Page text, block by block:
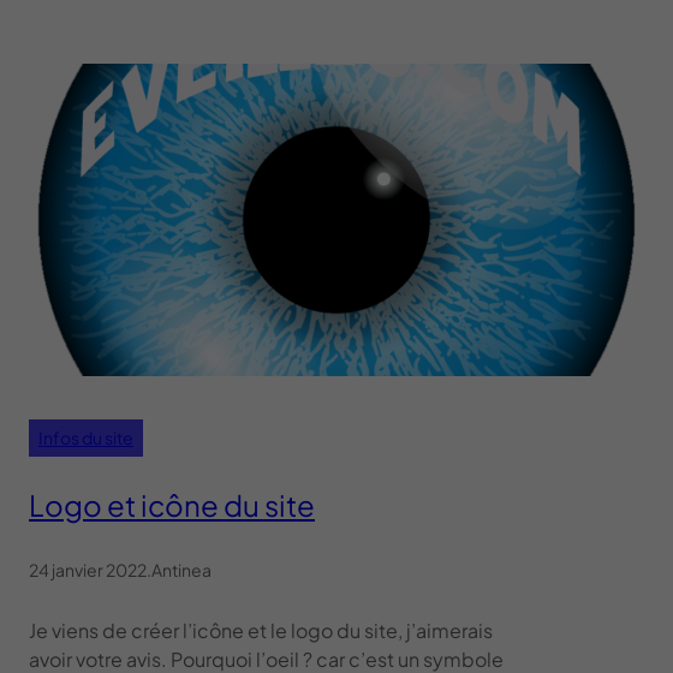
Infos du site
Logo et icône du site
24 janvier 2022 Antinea
Je viens de créer l’icône et le logo du site, j’aimerais
avoir votre avis. Pourquoi l’oeil ? car c’est un symbole